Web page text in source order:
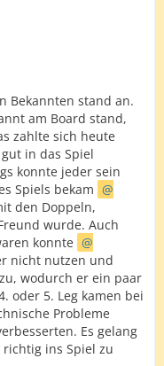
Bekannten stand an.
am Board stand,
zahlte sich heute
in das Spiel
konnte jeder sein
Spiels bekam
den Doppeln,
wurde. Auch
konnte
nicht nutzen und
wodurch er ein paar
oder 5. Leg kamen bei
Probleme
Es gelang
ins Spiel zu